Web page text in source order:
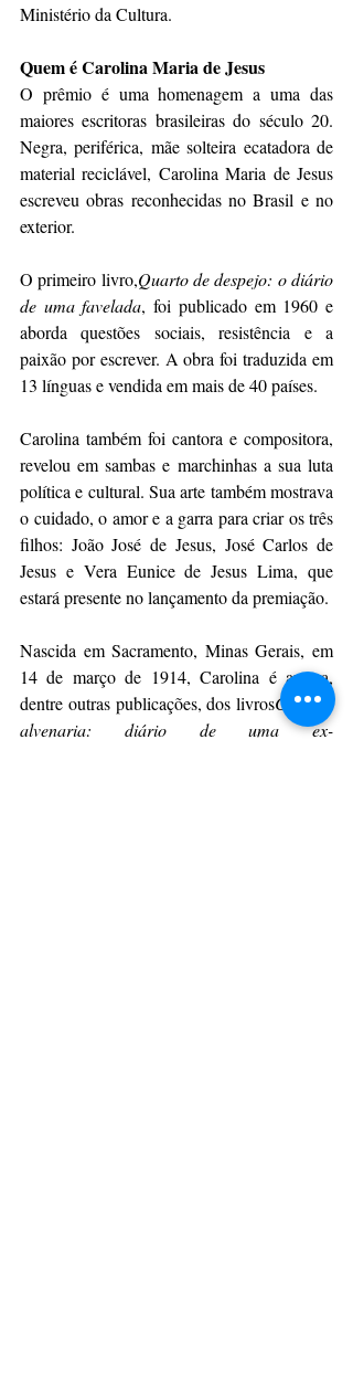
Ministério da Cultura.
Quem é Carolina Maria de Jesus
O prêmio é uma homenagem a uma das
maiores escritoras brasileiras do século 20.
Negra, periférica, mãe solteira ecatadora de
material reciclável, Carolina Maria de Jesus
escreveu obras reconhecidas no Brasil e no
exterior.
O primeiro livro,Quarto de despejo: o diário
de uma favelada, foi publicado em 1960 e
aborda questões sociais, resistência e a
paixão por escrever. A obra foi traduzida em
13 línguas e vendida em mais de 40 países.
Carolina também foi cantora e compositora,
revelou em sambas e marchinhas a sua luta
política e cultural. Sua arte também mostrava
o cuidado, o amor e a garra para criar os três
filhos: João José de Jesus, José Carlos de
Jesus e Vera Eunice de Jesus Lima, que
estará presente no lançamento da premiação.
Nascida em Sacramento, Minas Gerais, em
14 de março de 1914, Carolina é autora,
dentre outras publicações, dos livrosCasa de
alvenaria: diário de uma ex-